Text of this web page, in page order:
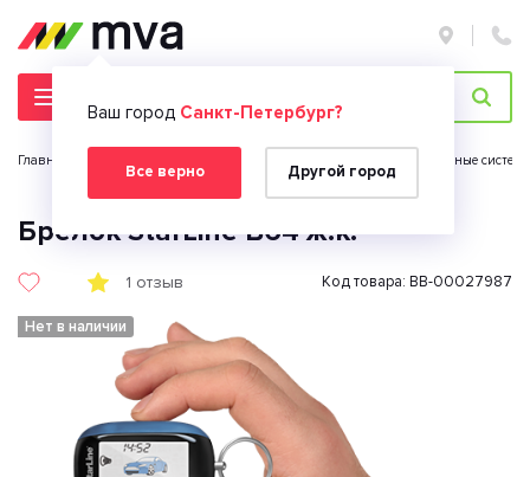
Ваш город Санкт-Петербург?
Все верно Другой город
Главная страница Противоугонные
Брелок StarLine B64 ж.к.
1 отзыв Код товара: BB-00027987
Нет в наличии